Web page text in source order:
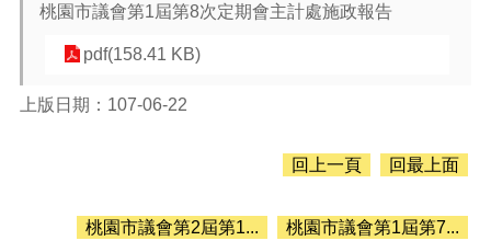
公
桃園市議會第1屆第8次定期會主計處施政報告
pdf(158.41 KB)
上版日期：107-06-22
回上一頁 回最上面
桃園市議會第2屆第1... 桃園市議會第1屆第7...